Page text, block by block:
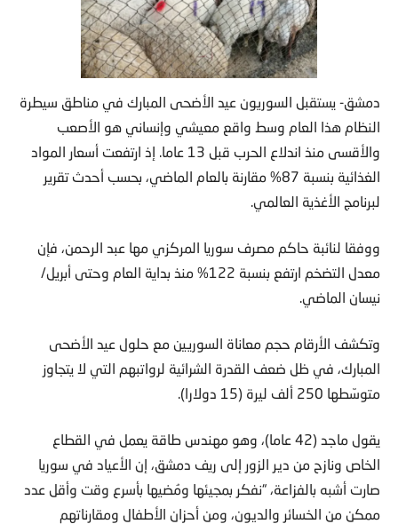
دمشق- يستقبل السوريون عيد الأضحى المبارك في مناطق سيطرة
النظام هذا العام وسط واقع معيشي وإنساني هو الأصعب
والأقسى منذ اندلاع الحرب قبل 13 عاما. إذ ارتفعت أسعار المواد
الغذائية بنسبة 87% مقارنة بالعام الماضي، بحسب أحدث تقرير
لبرنامج الأغذية العالمي.
ووفقا لنائبة حاكم مصرف سوريا المركزي مها عبد الرحمن، فإن
معدل التضخم ارتفع بنسبة 122% منذ بداية العام وحتى أبريل/
نيسان الماضي.
وتكشف الأرقام حجم معاناة السوريين مع حلول عيد الأضحى
المبارك، في ظل ضعف القدرة الشرائية لرواتبهم التي لا يتجاوز
متوسّطها 250 ألف ليرة (15 دولارا).
يقول ماجد (42 عاما)، وهو مهندس طاقة يعمل في القطاع
الخاص ونازح من دير الزور إلى ريف دمشق، إن الأعياد في سوريا
صارت أشبه بالفزاعة، “نفكر بمجيئها ومُضيها بأسرع وقت وأقل عدد
ممكن من الخسائر والديون، ومن أحزان الأطفال ومقارناتهم